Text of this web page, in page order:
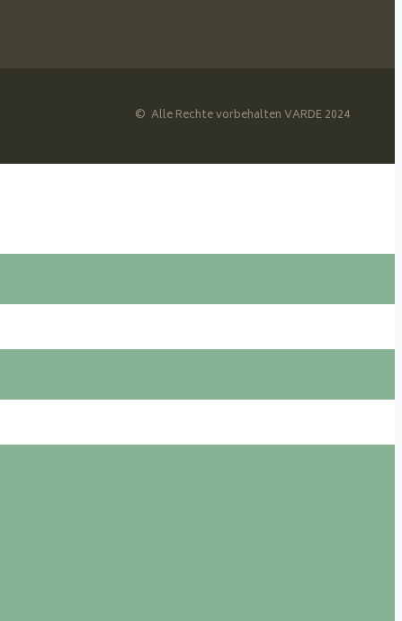
© Alle Rechte vorbehalten VARDE 2024